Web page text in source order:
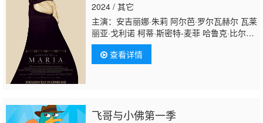
2024 / 其它
主演：安吉丽娜·朱莉 阿尔芭·罗尔瓦赫尔 瓦莱
丽亚·戈利诺 柯蒂·斯密特-麦菲 哈鲁克·比尔根
纳尔 皮耶尔弗兰切斯科·法维诺 卡斯珀·菲利普
森 保罗·斯佩拉 瑞贝卡·约翰斯顿 Christiana
Aloneftis Aggelina Papadopoulou Toma
Bartus Vincent Macaigne
查看详情
飞哥与小佛第一季